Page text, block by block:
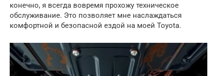
конечно, я всегда вовремя прохожу техническое
обслуживание. Это позволяет мне наслаждаться
комфортной и безопасной ездой на моей Toyota.